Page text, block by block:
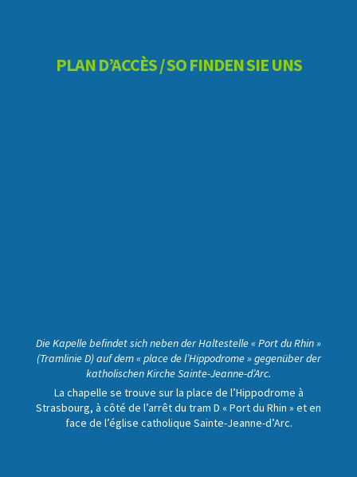
PLAN D’ACCÈS / SO FINDEN SIE UNS
Die Kapelle befindet sich neben der Haltestelle « Port du Rhin »
(Tramlinie D) auf dem « place de l’Hippodrome » gegenüber der
katholischen Kirche Sainte-Jeanne-d’Arc.
La chapelle se trouve sur la place de l’Hippodrome à
Strasbourg, à côté de l’arrêt du tram D « Port du Rhin » et en
face de l’église catholique Sainte-Jeanne-d’Arc.